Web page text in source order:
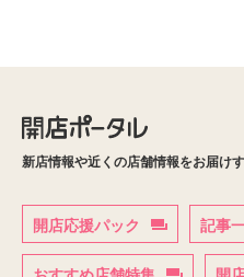
新店情報や近くの店舗情報をお届け
開店応援パック 記事